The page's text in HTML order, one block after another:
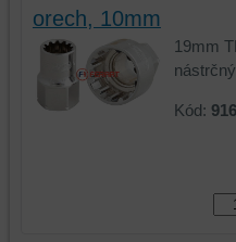
orech, 10mm
19mm
Kód: